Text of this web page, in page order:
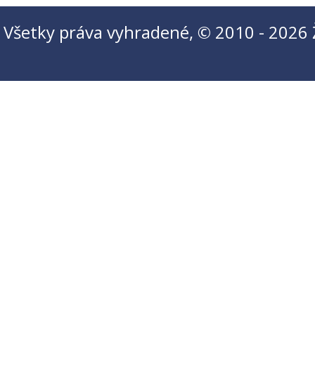
Všetky práva vyhradené, © 2010 -